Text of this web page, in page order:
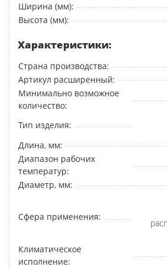
Ширина (мм):
Высота (мм):
Характеристики:
Страна производства:
Артикул расширенный:
Минимально возможное
количество:
Тип изделия:
Длина, мм:
Диапазон рабочих
температур:
Диаметр, мм:
Сфера применения:
Климатическое
исполнение: